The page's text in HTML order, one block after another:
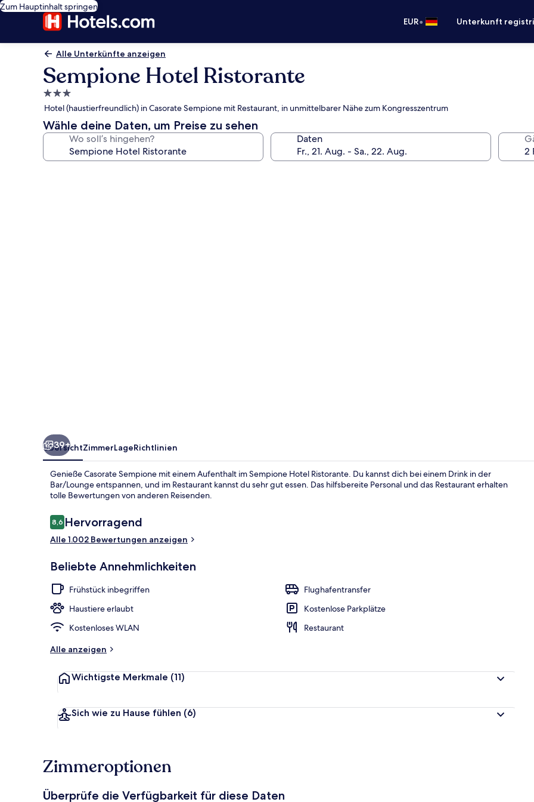
Zum Hauptinhalt springen
EUR• Unterkunft
Alle Unterkünfte anzeigen
Sempione Hotel Ristorante
3.0-
Sterne-
Unterkunft
Hotel (haustierfreundlich) in Casorate Sempione mit Restaurant, in unmittelbarer Nähe zum Kongresszentrum
Wähle deine Daten, um Preise zu sehen
Wo soll’s hingehen? Daten
39+
ÜbersichtZimmerLageRichtlinien
Genieße Casorate Sempione mit einem Aufenthalt im Sempione Hotel Ristorante. Du kannst dich bei einem Drink in der
Bar/Lounge entspannen, und im Restaurant kannst du sehr gut essen. Das hilfsbereite Personal und das Restaurant erhalten
tolle Bewertungen von anderen Reisenden.
Bewertungen
8,68,6 von 10.
Hervorragend
Alle 1.002 Bewertungen anzeigen
Beliebte Annehmlichkeiten
Frühstück inbegriffen
Flughafentransfer
Haustiere erlaubt
Kostenlose Parkplätze
Kostenloses WLAN
Restaurant
Alle anzeigen
Wichtigste Merkmale (11)
Sich wie zu Hause fühlen (6)
Zimmeroptionen
Überprüfe die Verfügbarkeit für diese Daten